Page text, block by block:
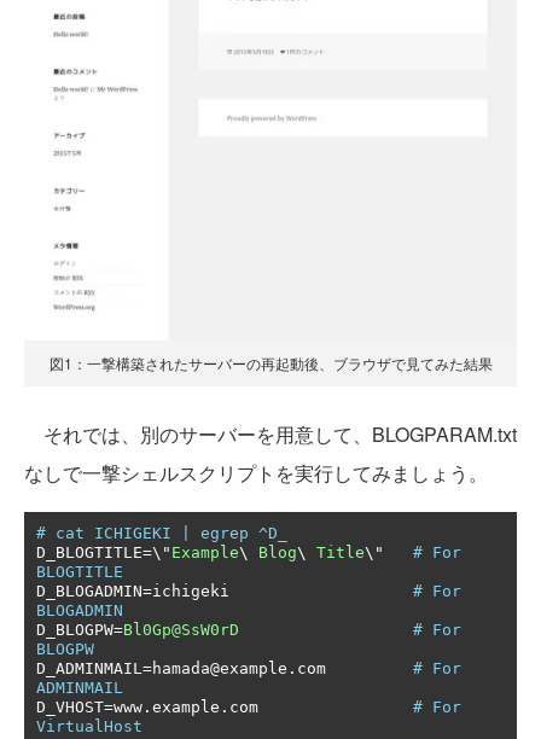
図1：一撃構築されたサーバーの再起動後、ブラウザで見てみた結果
それでは、別のサーバーを用意して、BLOGPARAM.txt
なしで一撃シェルスクリプトを実行してみましょう。
# cat ICHIGEKI | egrep ^D_
D_BLOGTITLE=\" Example\ Blog\ Title\" # For
BLOGTITLE
D_BLOGADMIN=ichigeki # For
BLOGADMIN
D_BLOGPW=Bl0Gp@SsW0rD
# For
BLOGPW
D_ADMINMAIL=hamada@example . com # For
ADMINMAIL
D_VHOST=www . example . com # For
VirtualHost